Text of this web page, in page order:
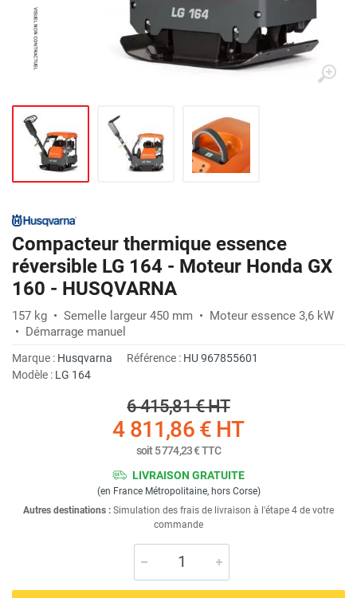
Compacteur thermique essence
réversible LG 164 - Moteur Honda GX
160 - HUSQVARNA
157 kg • Semelle largeur 450 mm • Moteur essence 3,6 kW
• Démarrage manuel
Marque : Husqvarna Référence : HU 967855601
Modèle : LG 164
6 415,81 €HT
4 811,86 € HT
soit5 774,23 €TTC
LIVRAISON GRATUITE
(en France Métropolitaine, hors Corse)
Autres destinations : Simulation des frais de livraison à l'étape 4 de votre
commande